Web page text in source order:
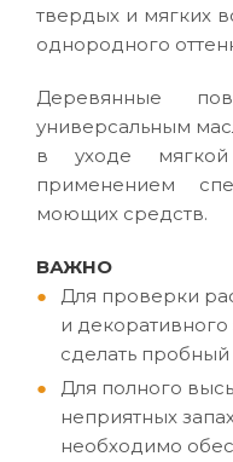
твердых и мягких
однородного
Деревянные
универсальным
в уходе
применением
моющих средств.
ВАЖНО
Для проверки
и
сделать
Для полного
неприятных
необходимо